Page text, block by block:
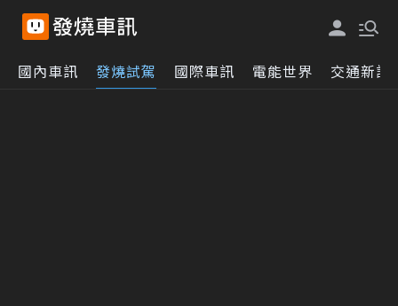
國內車訊 發燒試駕 國際車訊 電能世界 交通新訊